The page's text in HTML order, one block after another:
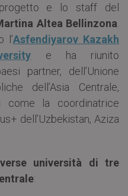
e lo staff del
Altea Bellinzona
l’Asfendiyarov Kazakh
e ha riunito
partner, dell’Unione
dell’Asia Centrale,
come la coordinatrice
dell’Uzbekistan, Aziza
università di tre
: